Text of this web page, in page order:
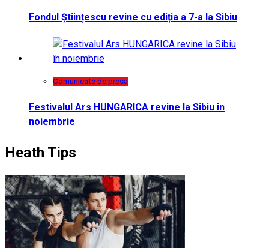
Fondul Științescu revine cu ediția a 7-a la Sibiu
Comunicate de presa
Festivalul Ars HUNGARICA revine la Sibiu în
noiembrie
Heath Tips